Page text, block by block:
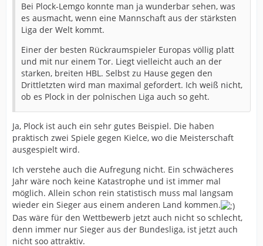
Bei Plock-Lemgo konnte man ja wunderbar sehen, was
es ausmacht, wenn eine Mannschaft aus der stärksten
Liga der Welt kommt.
Einer der besten Rückraumspieler Europas völlig platt
und mit nur einem Tor. Liegt vielleicht auch an der
starken, breiten HBL. Selbst zu Hause gegen den
Drittletzten wird man maximal gefordert. Ich weiß nicht,
ob es Plock in der polnischen Liga auch so geht.
Ja, Plock ist auch ein sehr gutes Beispiel. Die haben
praktisch zwei Spiele gegen Kielce, wo die Meisterschaft
ausgespielt wird.
Ich verstehe auch die Aufregung nicht. Ein schwächeres
Jahr wäre noch keine Katastrophe und ist immer mal
möglich. Allein schon rein statistisch muss mal langsam
wieder ein Sieger aus einem anderen Land kommen.
Das wäre für den Wettbewerb jetzt auch nicht so schlecht,
denn immer nur Sieger aus der Bundesliga, ist jetzt auch
nicht soo attraktiv.